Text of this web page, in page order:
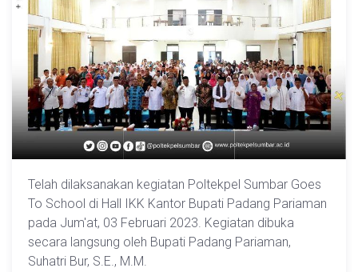
Telah dilaksanakan kegiatan Poltekpel Sumbar Goes
To School di Hall IKK Kantor Bupati Padang Pariaman
pada Jum'at, 03 Februari 2023. Kegiatan dibuka
secara langsung oleh Bupati Padang Pariaman,
Suhatri Bur, S.E., M.M.